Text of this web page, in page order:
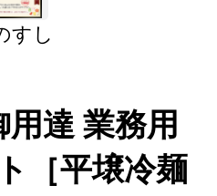
すし
達 業務用
［平壌冷麺